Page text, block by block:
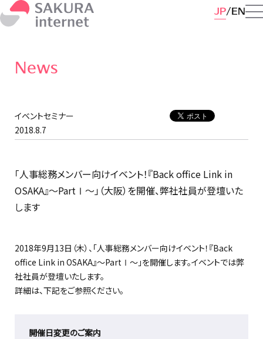
JP EN
News
イベントセミナー
2018.8.7
「人事総務メンバー向けイベント！『Back office Link in
OSAKA』～PartⅠ～」（大阪）を開催、弊社社員が登壇いた
します
2018年9月13日（木）、「人事総務メンバー向けイベント！『Back
office Link in OSAKA』～PartⅠ～」を開催します。イベントでは弊
社社員が登壇いたします。
詳細は、下記をご参照ください。
開催日変更のご案内